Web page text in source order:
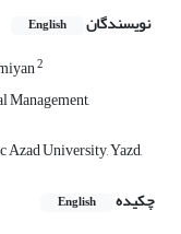
نویسندگان English
2
Management,
Azad University, Yazd,
چکیده
English